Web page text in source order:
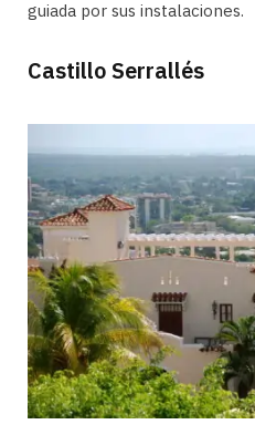
guiada por sus instalaciones.
Castillo Serrallés